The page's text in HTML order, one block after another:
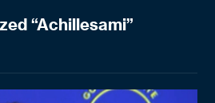
“Achillesami”